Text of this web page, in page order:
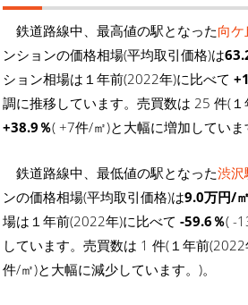
鉄道路線中、最高値の駅となった向
ンションの価格相場(平均取引価格)は
ション相場は１年前(2022年)に比べて
調に推移しています。売買数は 25 件(
+38.9％( +7件/㎡)と大幅に増加していま
鉄道路線中、最低値の駅となった渋沢
ンの価格相場(平均取引価格)は9.0万円/㎡
場は１年前(2022年)に比べて -59.6％( -
しています。売買数は 1 件(１年前
件/㎡)と大幅に減少しています。)。